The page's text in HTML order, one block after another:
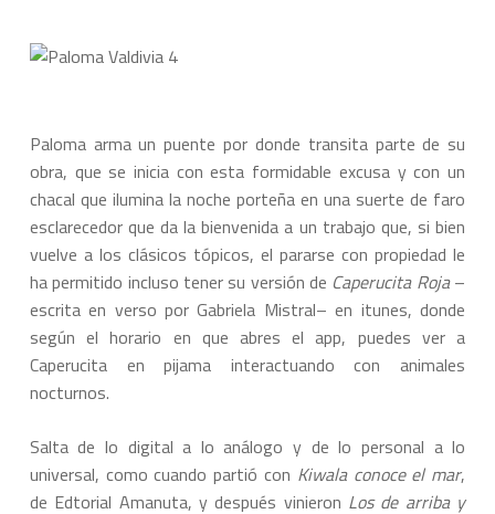
Paloma arma un puente por donde transita parte de su
obra, que se inicia con esta formidable excusa y con un
chacal que ilumina la noche porteña en una suerte de faro
esclarecedor que da la bienvenida a un trabajo que, si bien
vuelve a los clásicos tópicos, el pararse con propiedad le
ha permitido incluso tener su versión de Caperucita Roja–
escrita en verso por Gabriela Mistral– en itunes, donde
según el horario en que abres el app, puedes ver a
Caperucita en pijama interactuando con animales
nocturnos.
Salta de lo digital a lo análogo y de lo personal a lo
universal, como cuando partió con Kiwala conoce el mar,
de Edtorial Amanuta, y después vinieron Los de arriba y